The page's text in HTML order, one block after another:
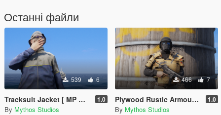
Останні файли
539 6
Tracksuit Jacket [ MP MALE & MP FEMALE ] 1.0
By Mythos Studios
466 7
Plywood Rustic Armour [ MP MALE ] 1.0
By Mythos Studios